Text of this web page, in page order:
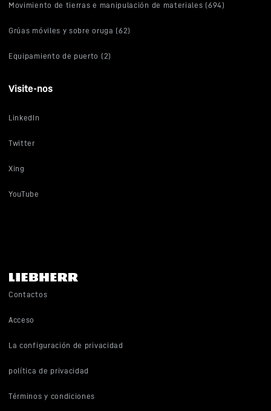
Movimiento de tierras e manipulación de materiales (694)
Grúas móviles y sobre oruga (62)
Equipamiento de puerto (2)
Visite-nos
LinkedIn
Twitter
Xing
YouTube
Contactos
Acceso
La configuración de privacidad
política de privacidad
Términos y condiciones